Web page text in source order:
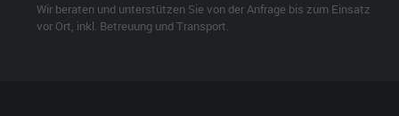
Wir beraten und unterstützen Sie von der Anfrage bis zum Einsatz
vor Ort, inkl. Betreuung und Transport.